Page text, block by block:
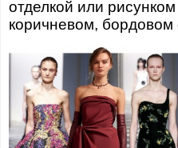
отделкой или
коричневом,